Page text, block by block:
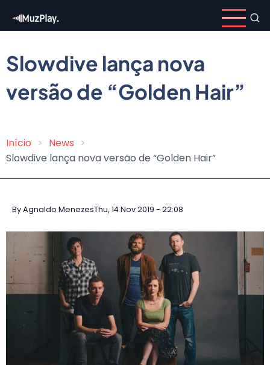
content
Slowdive lança nova
versão de “Golden Hair”
Breadcrumb
Início
News
Slowdive lança nova versão de “Golden Hair”
ByAgnaldo MenezesThu, 14 Nov 2019 - 22:08